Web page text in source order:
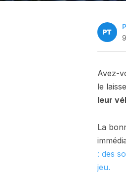
Avez-
le
leur
La
: des
jeu.